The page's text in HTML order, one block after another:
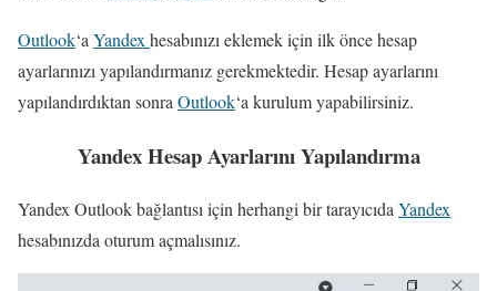
Outlook‘a Yandex hesabınızı eklemek için ilk önce hesap
ayarlarınızı yapılandırmanız gerekmektedir. Hesap ayarlarını
yapılandırdıktan sonra Outlook‘a kurulum yapabilirsiniz.
Yandex Hesap Ayarlarını Yapılandırma
Yandex Outlook bağlantısı için herhangi bir tarayıcıdaYandex
hesabınızda oturum açmalısınız.